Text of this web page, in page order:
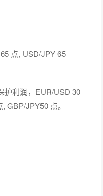
点, USD/JPY 65
护利润，EUR/USD 30
GBP/JPY50 点。